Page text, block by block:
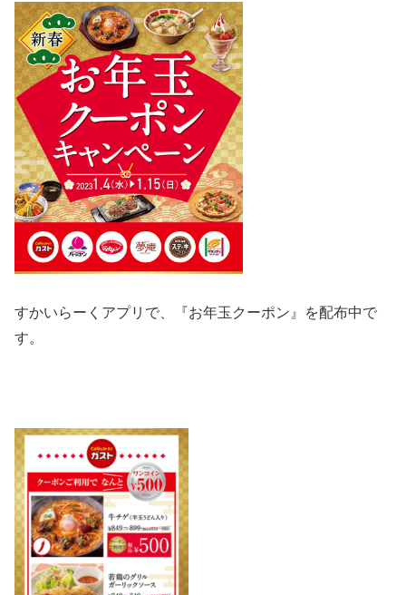
すかいらーく アプリで、『お年玉 クーポン 』を配布中で
す。